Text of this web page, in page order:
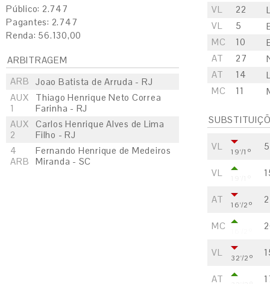
Público: 2.747
Pagantes: 2.747
Renda: 56.130,00
ARBITRAGEM
ARB
Joao Batista de Arruda - RJ
AUX
1
Thiago Henrique Neto Correa
Farinha - RJ
AUX
2
Carlos Henrique Alves de Lima
Filho - RJ
4
ARB
Fernando Henrique de Medeiros
Miranda - SC
VL
22
VL
5
MC
10
AT
27
AT
14
MC
11
VL 19'/1º 5
VL
AT 16'/2º
MC
VL 32'/2º
AT